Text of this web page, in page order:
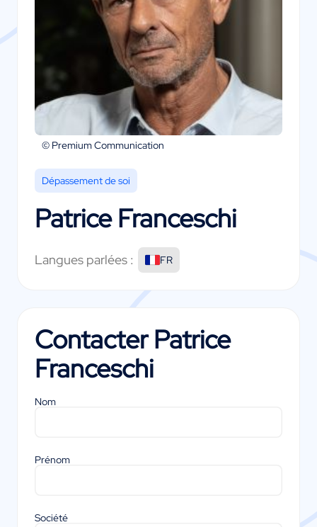
© Premium Communication
Dépassement de soi
Patrice Franceschi
Langues parlées : FR
ContacterPatrice
Franceschi
Nom
Prénom
Société